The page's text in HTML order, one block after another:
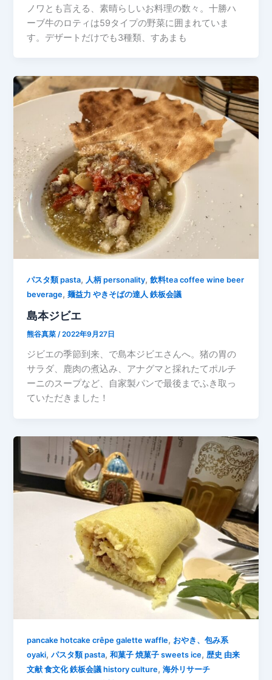
ノワとも言える、素晴らしいお料理の数々。十勝ハ
ーブ牛のロティは59タイプの野菜に囲まれていま
す。デザートだけでも3種類、すあまも
パスタ類 pasta, 人柄 personality,飲料tea coffee wine beer
beverage,麺益力 やきそばの達人 鉄板会議
島本ジビエ
熊谷真菜 /2022年9月27日
ジビエの季節到来、で島本ジビエさんへ。猪の胃の
サラダ、鹿肉の煮込み、アナグマと採れたてポルチ
ーニのスープなど、自家製パンで最後までふき取っ
ていただきました！
pancake hotcake crêpe galette waffle, おやき、包み系
oyaki,パスタ類 pasta,和菓子 焼菓子 sweets ice,歴史 由来
文献 食文化 鉄板会議 history culture,海外リサーチ